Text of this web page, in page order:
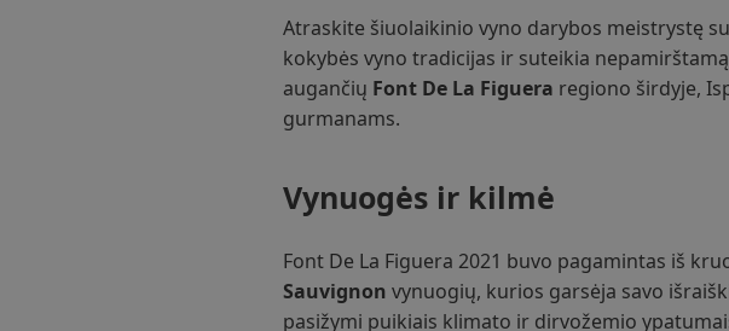
Atraskite šiuolaikinio vyno darybos meistrystę su
kokybės vyno tradicijas ir suteikia
augančių Font De La Figuera regiono širdyje,
gurmanams.
Vynuogės ir kilmė
Font De La Figuera 2021 buvo pagamintas iš
Sauvignon vynuogių, kurios garsėja savo
pasižymi puikiais klimato ir dirvožemio